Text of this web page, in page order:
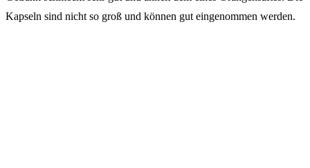
Kapseln sind nicht so groß und können gut eingenommen werden.